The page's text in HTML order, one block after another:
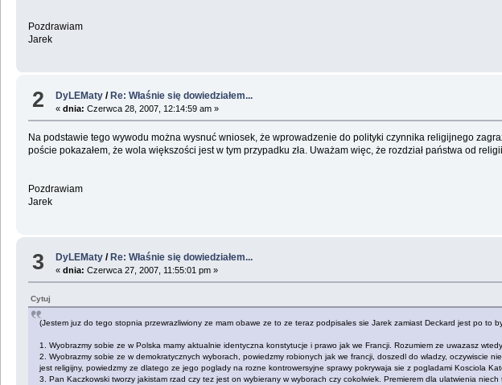
Pozdrawiam
Jarek
2 DyLEMaty /Re: Właśnie się dowiedziałem...
«dnia: Czerwca 28, 2007, 12:14:59 am »
Na podstawie tego wywodu można wysnuć wniosek, że wprowadzenie do polityki czynnika religijnego
poście pokazałem, że wola większości jest w tym przypadku zła. Uważam więc, że rozdział państwa od
Pozdrawiam
Jarek
3 DyLEMaty / Re: Właśnie się dowiedziałem...
«dnia: Czerwca 27, 2007, 11:55:01 pm »
Cytuj
(Jestem juz do tego stopnia przewrazliwiony ze mam obawe ze to ze teraz podpisales sie Jarek zamiast Deckard jest po
1. Wyobrazmy sobie ze w Polska mamy aktualnie identyczna konstytucje i prawo jak we Francji. Rozumiem ze uwazasz
2. Wyobrazmy sobie ze w demokratycznych wyborach, powiedzmy robionych jak we francji, doszedl do wladzy, oczywiscie
jest religijny, powiedzmy ze dlatego ze jego poglady na rozne kontrowersyjne sprawy pokrywaja sie z pogladami Kosciola
3. Pan Kaczkowski tworzy jakistam rzad czy tez jest on wybierany w wyborach czy cokolwiek. Premierem dla ulatwienia